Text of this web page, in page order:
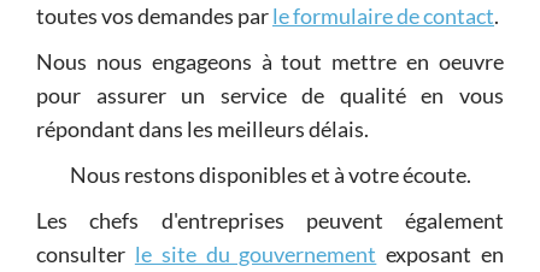
toutes vos demandes parle formulaire de contact.
Nous nous engageons à tout mettre en oeuvre
pour assurer un service de qualité en vous
répondant dans les meilleurs délais.
Nous restons disponibles et à votre écoute.
Les chefs d'entreprises peuvent également
consulter le site du gouvernement exposant en